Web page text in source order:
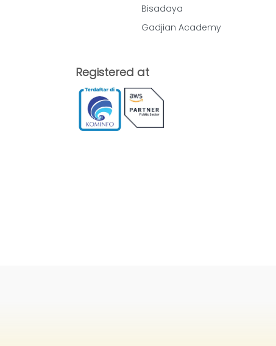
Bisadaya
Gadjian Academy
Registered at